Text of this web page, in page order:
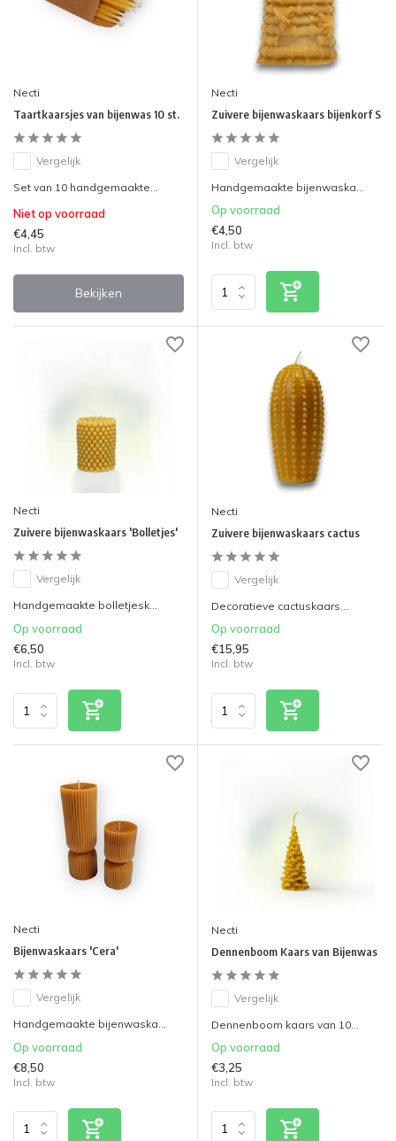
Necti
Taartkaarsjes van bijenwas 10 st.
Vergelijk
Set van 10 handgemaakte...
Niet op voorraad
€4,45
Incl. btw
Bekijken
Necti
Zuivere bijenwaskaars bijenkorf S
Vergelijk
Handgemaakte bijenwaska...
Op voorraad
€4,50
Incl. btw
Necti
Zuivere bijenwaskaars 'Bolletjes'
Vergelijk
Handgemaakte bolletjesk...
Op voorraad
€6,50
Incl. btw
Necti
Zuivere bijenwaskaars cactus
Vergelijk
Decoratieve cactuskaars...
Op voorraad
€15,95
Incl. btw
Necti
Bijenwaskaars 'Cera'
Vergelijk
Handgemaakte bijenwaska...
Op voorraad
€8,50
Incl. btw
Necti
Dennenboom Kaars van Bijenwas
Vergelijk
Dennenboom kaars van 10...
Op voorraad
€3,25
Incl. btw